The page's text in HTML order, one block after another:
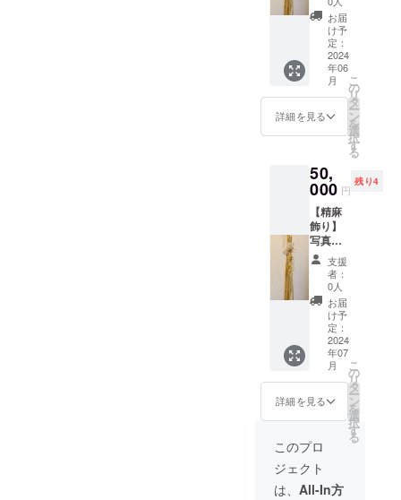
う」で
は、 絵
本の台
詞に貴
方や、
お子様
の名前
を入れ
考欄
に、ご
希望の
お名前
をご記
入くだ
さい。
（「ち
ゃん」
や「く
ん」な
ど入れ
たいそ
のまま
をお書
きくだ
さ
制作し
ます。
180㎝程
の精麻
を約10
本使用
予定。
デザイ
ンは、1
人1人イ
レー
ション
で制作
します
♬
お届
け予
定：
2024
年06
月
詳細を見る
こ
の
リ
タ
ー
ン
を
選
択
す
る
50,
000 円
残り4
【精麻
飾り】
写真の3
種類を
一つず
つご用
意しま
す。 国
産の中
でも、
とても
良い精
麻で制
作しま
す。 デ
ザイン
はお任
せくだ
さい。
支援
者：
0人
お届
け予
定：
2024
年07
月
詳細を見る
こ
の
リ
タ
ー
ン
を
選
択
す
る
このプロ
ジェクト
は、 All-In方